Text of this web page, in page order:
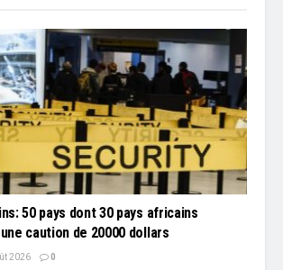
50 pays dont 30 pays africains
caution de 20000 dollars
2026 0